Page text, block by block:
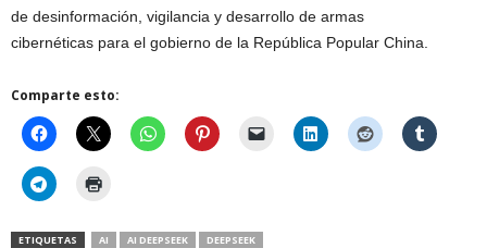
de desinformación, vigilancia y desarrollo de armas
cibernéticas para el gobierno de la República Popular China.
Comparte esto:
ETIQUETAS AI AI DEEPSEEK DEEPSEEK